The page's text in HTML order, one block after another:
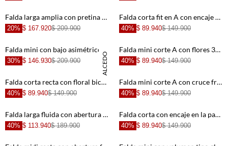
+ +
+ +
+ +
+ +
Falda larga amplia con pretina ancha en algodón crudo para mujer
20% $ 167.920$ 209.900
Falda corta fit en A con encaje floral de punto beige y marrón para mujer
40% $ 89.940$ 149.900
DANIELA SALCEDO
30% $ 146.930$ 209.900
Falda mini corte A con flores 3D en verde salvia para mujer
40% $ 89.940$ 149.900
Falda corta recta con floral bicolor en beige y menta para mujer
40% $ 89.940$ 149.900
Falda mini corte A con cruce frontal en algodón marfil para mujer
40% $ 89.940$ 149.900
Falda larga fluida con abertura lateral en café para mujer
40% $ 113.940$ 189.900
Falda corta con encaje en la parte inferior blanco para mujer
40% $ 89.940$ 149.900